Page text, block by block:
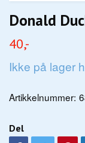
Donald
40,-
Ikke på lager
Artikkelnummer:
Del